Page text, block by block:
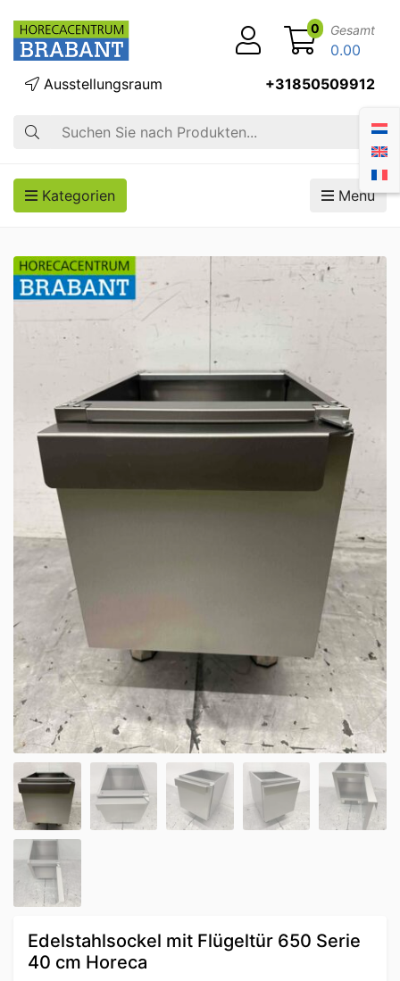
Suche
Ausstellungsraum +31850509912
0 Gesamt
0.00
Kategorien Menü
Edelstahlsockel mit Flügeltür 650 Serie
40 cm Horeca